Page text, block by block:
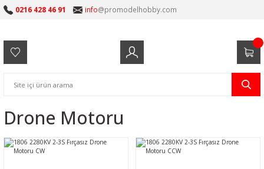
0216 428 46 91 info@promodelhobby.com
Drone Motoru